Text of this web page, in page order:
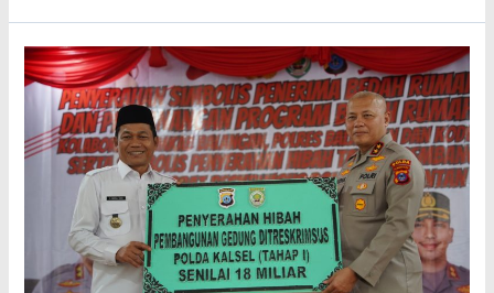
Kapolda
Kalsel
Resmikan
Program
Bedah
Rumah
Balangan